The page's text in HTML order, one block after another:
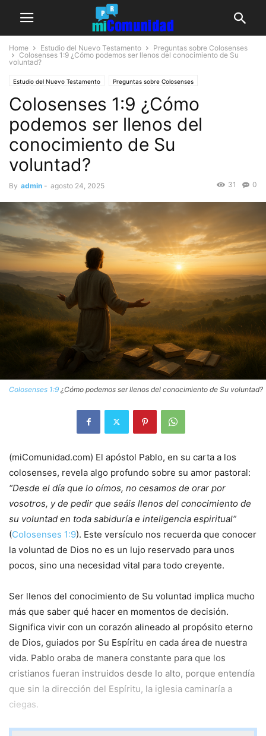
Home Estudio del Nuevo Testamento
Preguntas sobre Colosenses
Colosenses 1:9 ¿Cómo podemos ser llenos del conocimiento de Su
voluntad?
Estudio del Nuevo Testamento Preguntas sobre Colosenses
Colosenses 1:9 ¿Cómo
podemos ser llenos del
conocimiento de Su
voluntad?
By admin - agosto 24, 2025 0
31
Colosenses 1:9 ¿Cómo podemos ser llenos del conocimiento de Su voluntad?
(miComunidad.com) El apóstol Pablo, en su carta a los
colosenses, revela algo profundo sobre su amor pastoral:
“Desde el día que lo oímos, no cesamos de orar por
vosotros, y de pedir que seáis llenos del conocimiento de
su voluntad en toda sabiduría e inteligencia espiritual”
(Colosenses 1:9). Este versículo nos recuerda que conocer
la voluntad de Dios no es un lujo reservado para unos
pocos, sino una necesidad vital para todo creyente.
Ser llenos del conocimiento de Su voluntad implica mucho
más que saber qué hacer en momentos de decisión.
Significa vivir con un corazón alineado al propósito eterno
de Dios, guiados por Su Espíritu en cada área de nuestra
vida. Pablo oraba de manera constante para que los
cristianos fueran instruidos desde lo alto, porque entendía
que sin la dirección del Espíritu, la iglesia caminaría a
ciegas.